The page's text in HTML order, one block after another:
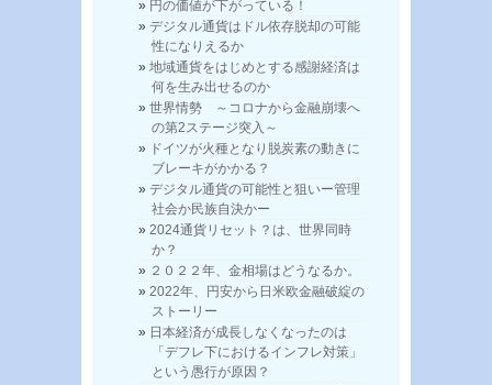
円の価値が下がっている！
デジタル通貨はドル依存脱却の可能
性になりえるか
地域通貨をはじめとする感謝経済は
何を生み出せるのか
世界情勢 ～コロナから金融崩壊へ
の第2ステージ突入～
ドイツが火種となり脱炭素の動きに
ブレーキがかかる？
デジタル通貨の可能性と狙いー管理
社会か民族自決かー
2024通貨リセット？は、世界同時
か？
２０２２年、金相場はどうなるか。
2022年、円安から日米欧金融破綻の
ストーリー
日本経済が成長しなくなったのは
「デフレ下におけるインフレ対策」
という愚行が原因？